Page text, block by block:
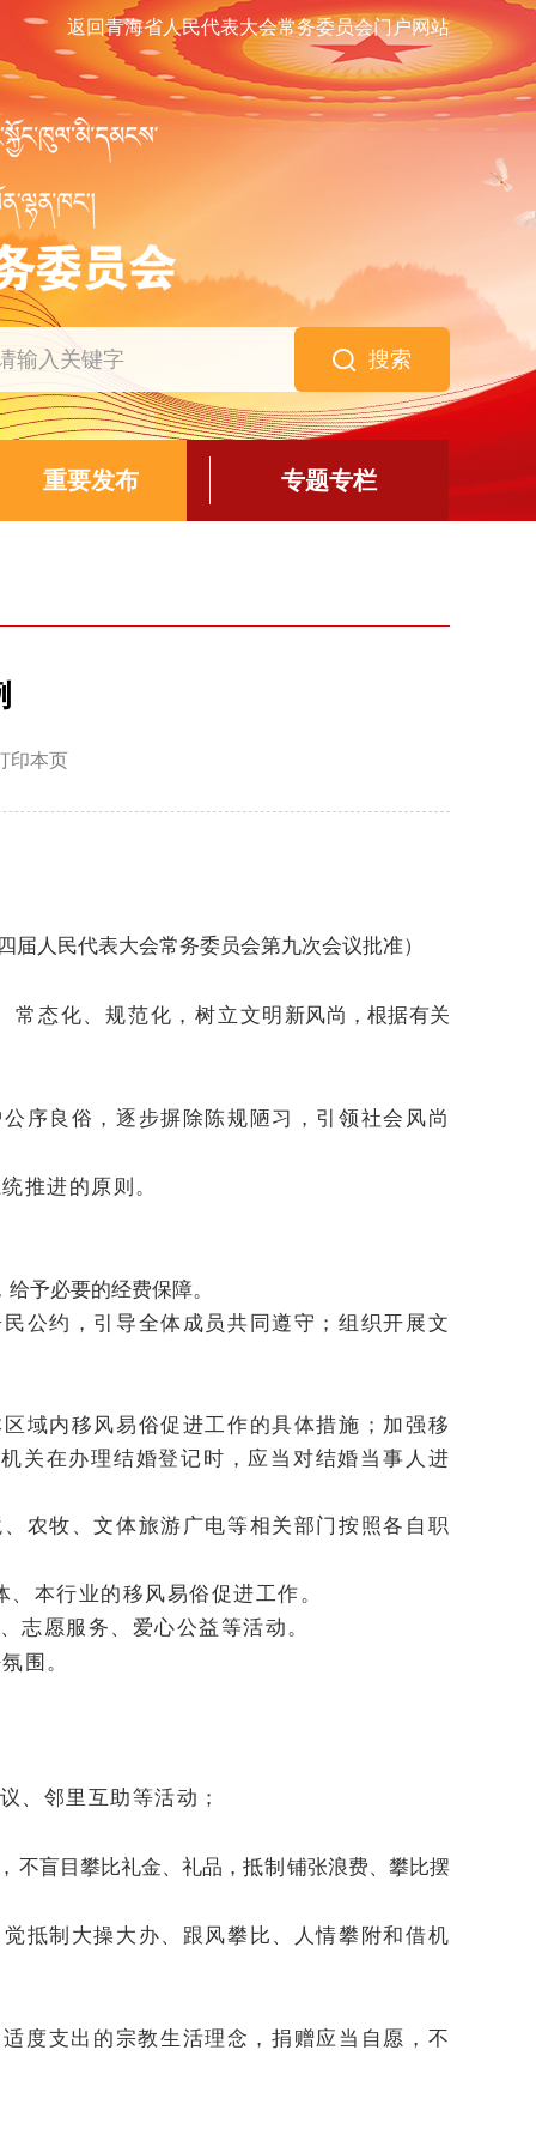
返回青海省人民代表大会常务委员会门户网站
搜索
重要发布 专题专栏
印本页
人民代表大会常务委员会第九次会议批准）
常态化、规范化，树立文明 新风尚，根据有关
序良俗，逐步摒除陈规陋习，引领社会风尚
推进的原则。
予必要的经费保障。
公约，引导全体成员共同遵守；组织开展文
域内移风易俗促进工作的具体措施；加强移
关在办理结婚登记时，应当对结婚当事人进
农牧、文体旅游广电等相关部门按照各自职
本行业的移风易俗促进工作。
志愿服务、爱心公益等活动。
围。
、邻里互助等活动；
不盲目攀比礼金、礼品， 抵制 铺张浪费、攀比摆
抵制大操大办、跟风攀比、人情攀附和借机
度支出的宗教生活理念，捐赠应当自愿，不